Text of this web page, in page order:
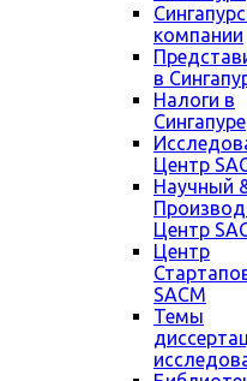
компании
в
Налоги в
Сингапуре
Центр
Научный
Центр
Центр
SACM
Темы